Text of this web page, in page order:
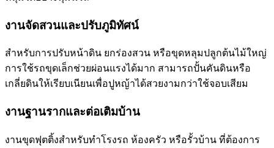
งานจัดสวนและปรับภูมิทัศน์
สำหรับการปรับหน้าดิน ยกร่องสวน หรือขุดหลุมปลูกต้นไม้ใหญ่
การใช้รถขุดเล็กช่วยผ่อนแรงได้มาก สามารถปั้นคันดินหรือ
เกลี่ยดินให้เรียบเนียนเพื่อปูหญ้าได้สวยงามกว่าใช้จอบเสียม
งานฐานรากและต่อเติมบ้าน
งานขุดฟุตติ้งสำหรับทำโรงรถ ห้องครัว หรือรั้วบ้าน ที่ต้องการ